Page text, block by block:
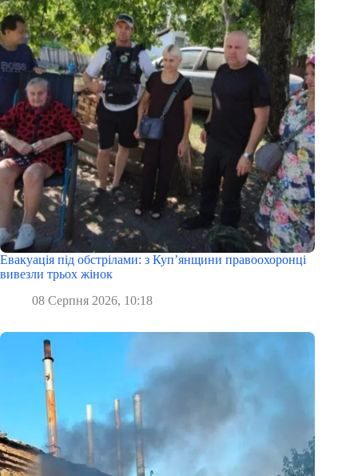
Евакуація під обстрілами: з Куп’янщини правоохоронці
вивезли трьох жінок
08 Серпня 2026, 10:18